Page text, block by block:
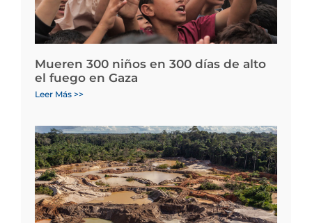
Mueren 300 niños en 300 días de alto
el fuego en Gaza
Leer Más >>